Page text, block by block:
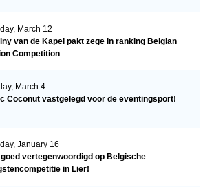
March 12
van de Kapel pakt zege in ranking Belgian
Competition
March 4
Coconut vastgelegd voor de eventingsport!
January 16
vertegenwoordigd op Belgische
in Lier!